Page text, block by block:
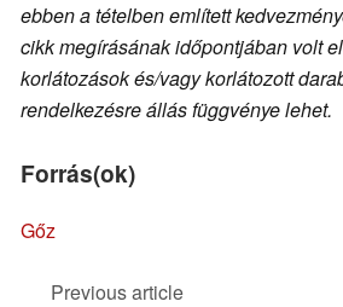
ebben a tételben említett
cikk megírásának időpontjában volt
korlátozások és/vagy korlátozott
rendelkezésre állás függvénye lehet.
Forrás(ok)
Gőz
Previous article